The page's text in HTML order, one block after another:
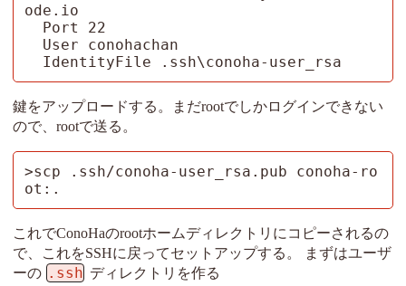
ode.io
  IdentityFile .ssh\conoha-user_rsa
鍵をアップロードする。まだrootでしかログインできない
ので、rootで送る。
>scp .ssh/conoha-user_rsa.pub conoha-ro
ot:.
これでConoHaのrootホームディレクトリにコピーされるの
で、これをSSHに戻ってセットアップする。 まずはユーザ
ーの .ssh ディレクトリを作る